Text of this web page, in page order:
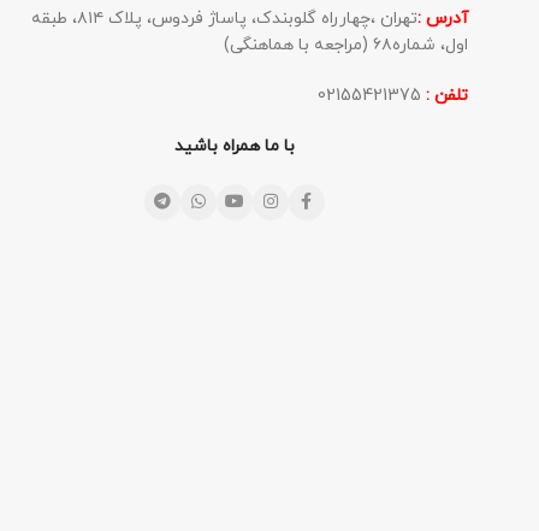
آدرس :
تهران ،چهارراه گلوبندک، پاساژ فردوس، پلاک ۸۱۴، طبقه
اول، شماره۶۸ (مراجعه با هماهنگی)
تلفن :
با ما همراه باشید